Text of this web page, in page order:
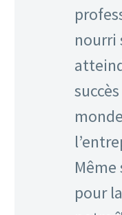
nourri
Même
pour